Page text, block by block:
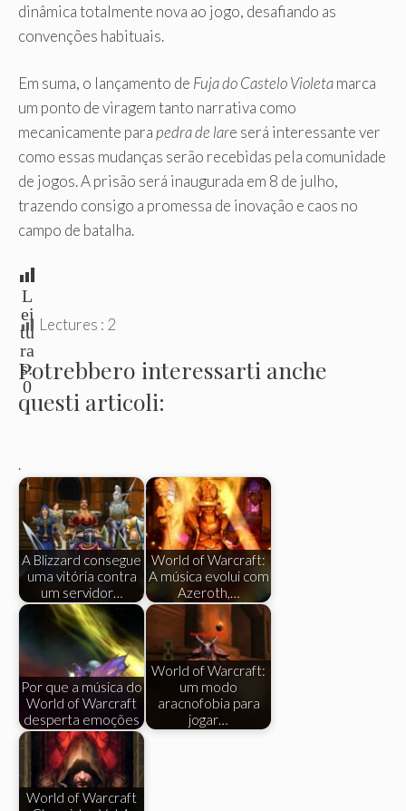
dinâmica totalmente nova ao jogo, desafiando as
convenções habituais.
Em suma, o lançamento de Fuja do Castelo Violetamarca
um ponto de viragem tanto narrativa como
mecanicamente para pedra de lare será interessante ver
como essas mudanças serão recebidas pela comunidade
de jogos. A prisão será inaugurada em 8 de julho,
trazendo consigo a promessa de inovação e caos no
campo de batalha.
L
ei
tu
ra
s:
0
Lectures : 2
Potrebbero interessarti anche
questi articoli:
.
A Blizzard consegue
uma vitória contra
um servidor…
World of Warcraft:
A música evolui com
Azeroth,…
Por que a música do
World of Warcraft
desperta emoções
World of Warcraft:
um modo
aracnofobia para
jogar…
World of Warcraft